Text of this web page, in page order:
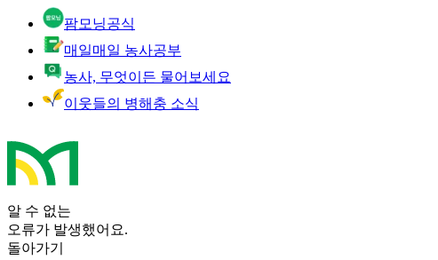
팜모닝공식
매일매일 농사공부
농사, 무엇이든 물어보세요
이웃들의 병해충 소식
알 수 없는
오류가 발생했어요.
돌아가기